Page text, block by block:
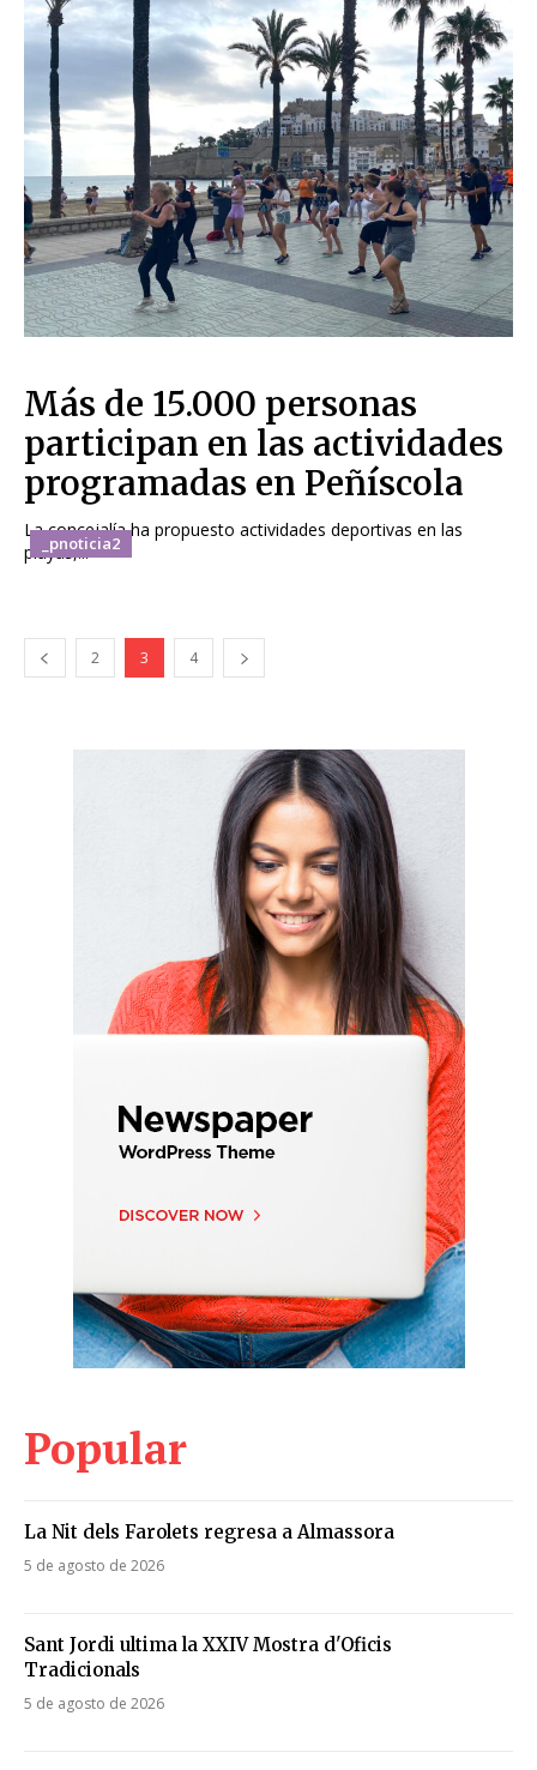
_pnoticia2
Más de 15.000 personas
participan en las actividades
programadas en Peñíscola
La concejalía ha propuesto actividades deportivas en las
playas,...
2 3 4
Popular
La Nit dels Farolets regresa a Almassora
5 de agosto de 2026
Sant Jordi ultima la XXIV Mostra d'Oficis
Tradicionals
5 de agosto de 2026